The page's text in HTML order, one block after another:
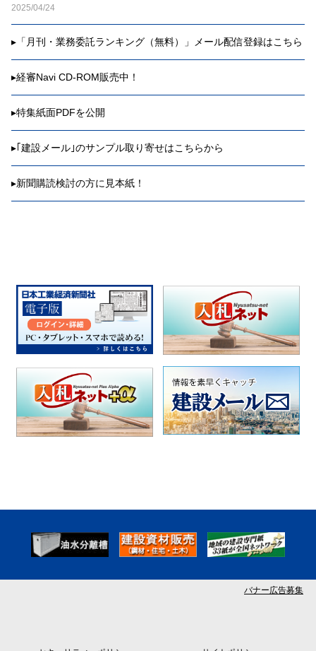
2025/04/24
▸ 「月刊・業務委託ランキング（無料）」メール配信登録はこちら
▸経審Navi CD-ROM販売中！
▸特集紙面PDFを公開
▸ ｢建設メール｣のサンプル取り寄せはこちらから
▸新聞購読検討の方に見本紙！
バナー広告募集